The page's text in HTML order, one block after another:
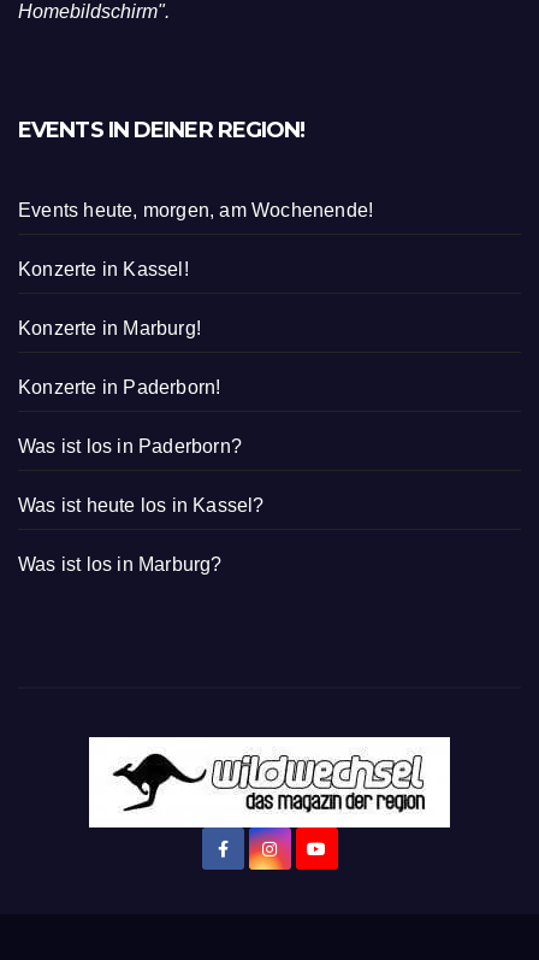
Homebildschirm".
EVENTS IN DEINER REGION!
Events heute, morgen, am Wochenende!
Konzerte in Kassel!
Konzerte in Marburg!
Konzerte in Paderborn!
Was ist los in Paderborn?
Was ist heute los in Kassel?
Was ist los in Marburg?